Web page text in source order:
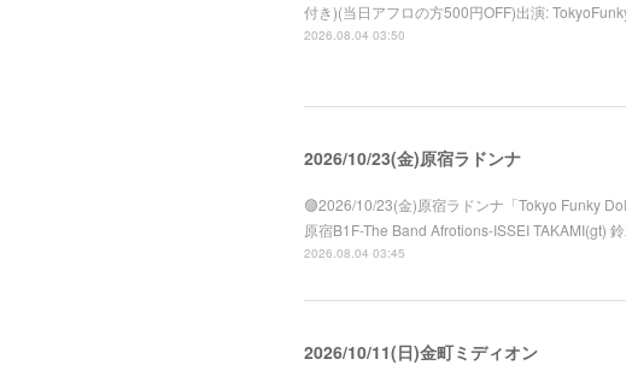
付き)(当日アフロの方500円OFF)出演:
2026.08.04 03:50
2026/10/23(金)原宿ラドンナ
🟣2026/10/23(金)原宿ラドンナ「Tokyo Funky
原宿B1F-The Band Afrotions-ISSEI TAKAMI(gt)
2026.08.04 03:45
2026/10/11(日)金町ミディオン